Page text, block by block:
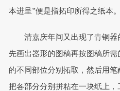
本进呈”便是指拓印所得之纸本。
清嘉庆年间又出现了青铜器
先画出器形的图稿再按图稿所
的不同部位分别拓取，然后用笔
把各部分分别拼粘在一块纸上